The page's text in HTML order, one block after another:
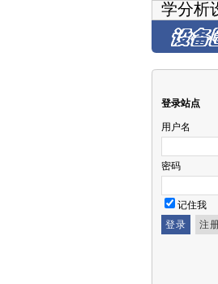
学分析
登录站点
用户名
密码
记住我